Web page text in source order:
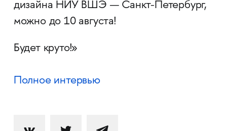
дизайна НИУ ВШЭ — Санкт-Петербург,
можно до 10 августа!
Будет круто!»
Полное интервью